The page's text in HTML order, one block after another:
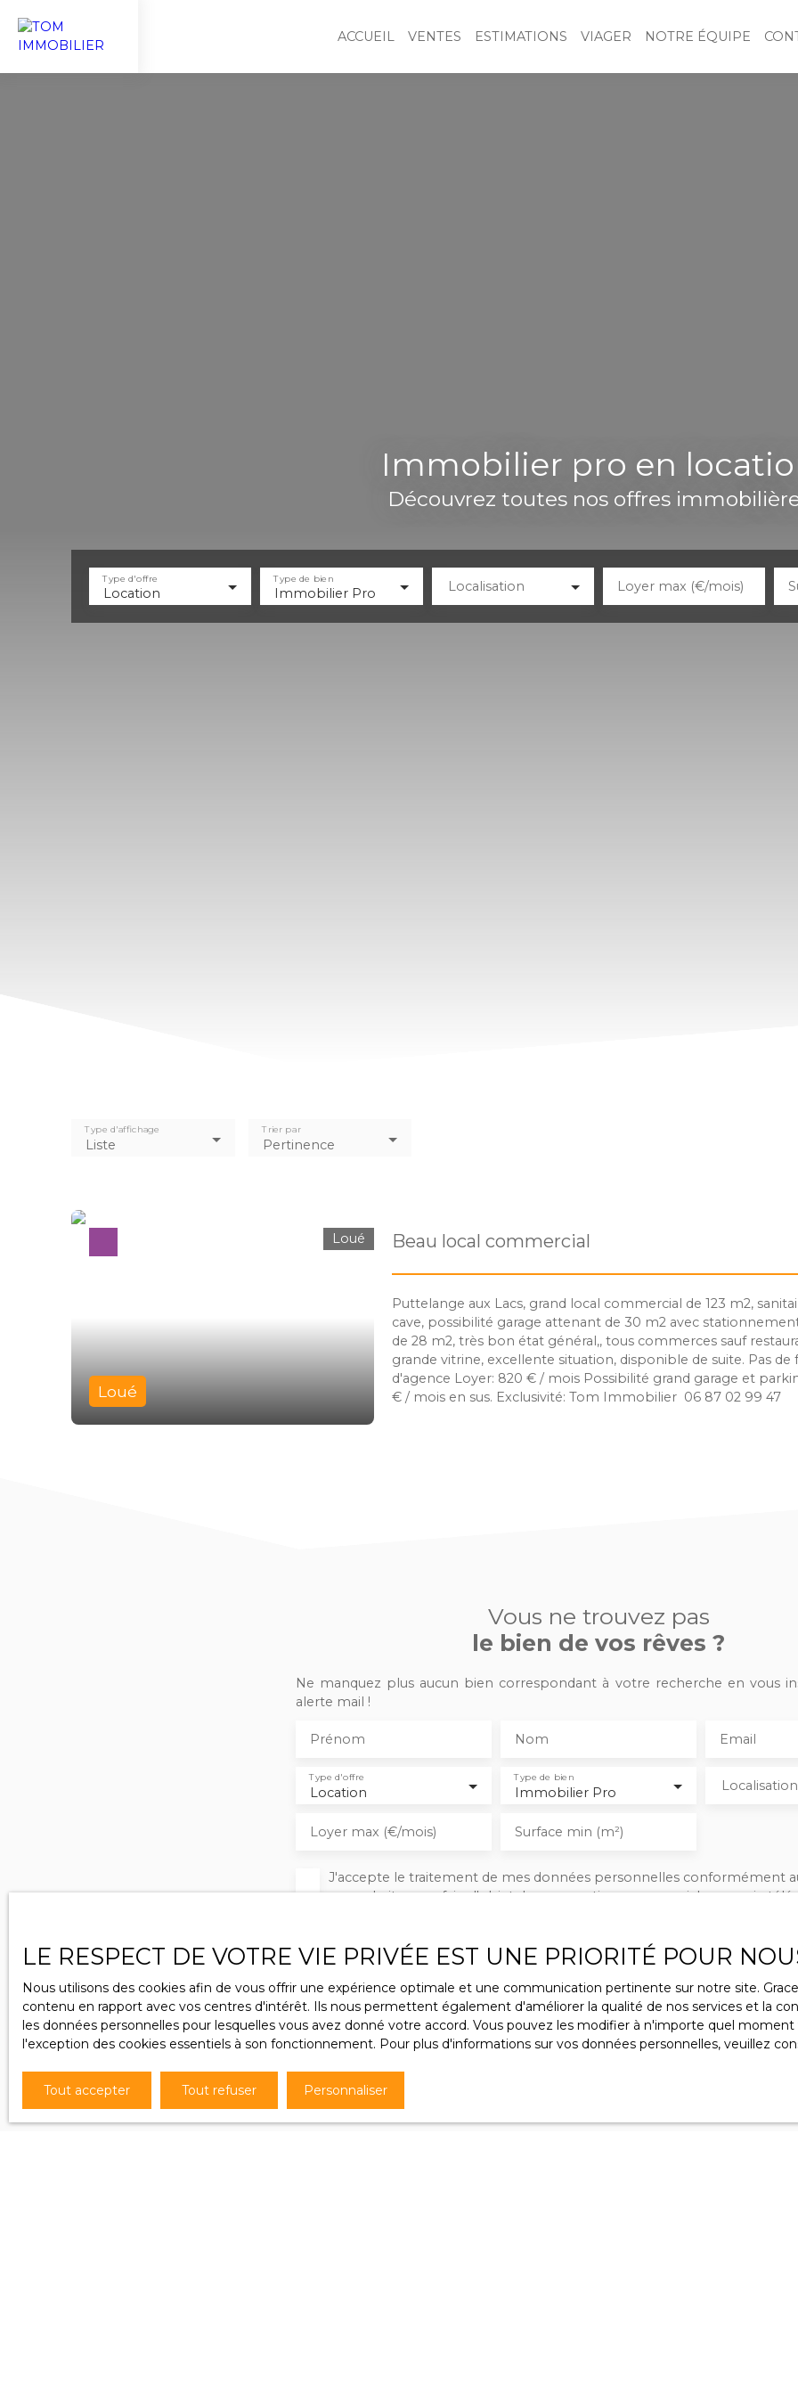
ACCUEIL VENTES ESTIMATIONS VIAGER NOTRE ÉQUIPE
Immobilier pro en
Découvrez toutes nos offres
Location
Type d'offre
Immobilier Pro
Type de bien Localisation Loyer max (€/mois)
Liste
Type d'affichage
Pertinence
Trier par
Loué
Loué Beau local commercial
Puttelange aux Lacs, grand local commercial de 123 m2,
cave, possibilité garage attenant de 30 m2 avec
de 28 m2, très bon état général,, tous commerces sauf
grande vitrine, excellente situation, disponible de suite. Pas de
d'agence Loyer: 820 € / mois Possibilité grand garage et
€ / mois en sus. Exclusivité: Tom Immobilier 06 87 02 99 47
Vous ne trouvez pas
le bien de vos rêves ?
Ne manquez plus aucun bien correspondant à votre recherche en vous
alerte mail !
Prénom Nom Email
Location
Type d'offre
Immobilier Pro
Type de bien Localisation
Loyer max (€/mois) Surface min (m²)
J'accepte le traitement de mes données personnelles conformément
ne souhaitez pas faire l'objet de prospection commerciale par voie
www.bloctel.gouv.fr ou par courrier adressé à :
Société Worldline, Service Bloctel, CS 61311, 41013 BLOIS CEDEX.
Pour en savoir plus sur le traitement de vos données personnelles,
notrepolitique de confidentialité.
LE RESPECT DE VOTRE VIE PRIVÉE EST UNE PRIORITÉ POUR
Nous utilisons des cookies afin de vous offrir une expérience optimale et une communication pertinente sur notre site.
contenu en rapport avec vos centres d'intérêt. Ils nous permettent également d'améliorer la qualité de nos services et la
les données personnelles pour lesquelles vous avez donné votre accord. Vous pouvez les modifier à n'importe quel moment
l'exception des cookies essentiels à son fonctionnement. Pour plus d'informations sur vos données personnelles, veuillez
Tout accepter Tout refuser Personnaliser